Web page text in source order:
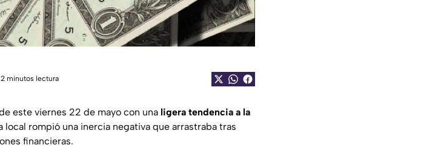
2 minutos lectura
este viernes 22 de mayo con una ligera tendencia a la
rompió una inercia negativa que arrastraba tras
financieras.